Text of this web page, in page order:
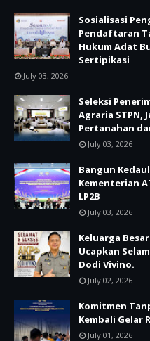
Sosialisasi
Pendaftaran
Hukum Adat
Sertipikasi
July 03, 2026
Seleksi
Agraria STPN,
Pertanahan
July 03, 2026
Bangun
Kementerian
LP2B
July 03, 2026
Keluarga
Ucapkan
Dodi Vivino.
July 02, 2026
Komitmen
Kembali Gelar
July 01, 2026